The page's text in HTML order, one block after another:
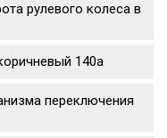
рулевого колеса в
140а
переключения